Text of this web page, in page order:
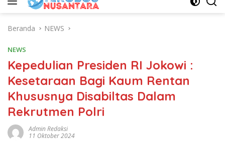
Beranda NEWS
NEWS
Kepedulian Presiden RI Jokowi :
Kesetaraan Bagi Kaum Rentan
Khususnya Disabiltas Dalam
Rekrutmen Polri
Admin Redaksi
11 Oktober 2024